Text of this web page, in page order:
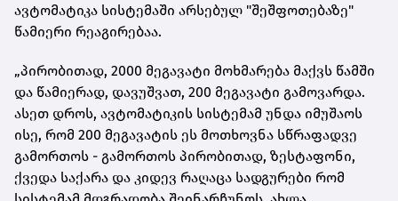
ავტომატიკა სისტემაში არსებულ "შეშფოთებაზე"
წამიერი რეაგირებაა.
„პირობითად, 2000 მეგავატი მოხმარება მაქვს წამში
და წამიერად, დავუშვათ, 200 მეგავატი გამოვარდა.
ასეთ დროს, ავტომატიკის სისტემამ უნდა იმუშაოს
ისე, რომ 200 მეგავატის ეს მოთხოვნა სწრაფადვე
გამორთოს - გამორთოს პირობითად, ზესტაფონი,
ქვედა საქარა და კიდევ რაღაცა სადგურები რომ